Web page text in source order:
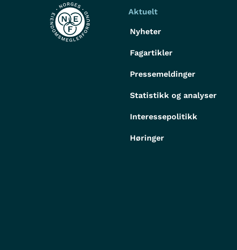
Aktuelt
Nyheter
Fagartikler
Pressemeldinger
Statistikk og analyser
Interessepolitikk
Høringer